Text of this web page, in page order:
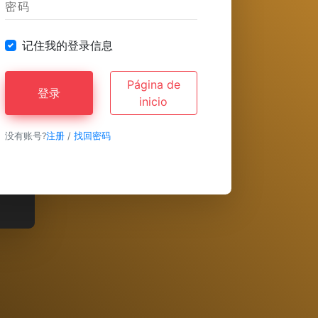
记住我的登录信息
登录
Página de
inicio
没有账号?注册 /找回密码